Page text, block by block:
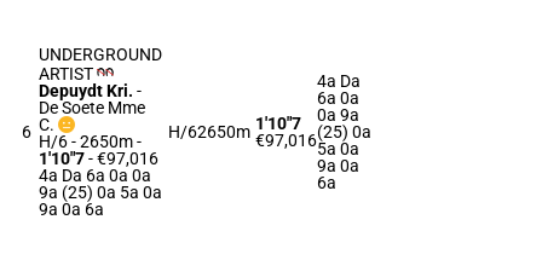
6
UNDERGROUND
ARTIST
Depuydt Kri. -
De Soete Mme
C.
H/6 - 2650m-
1'10"7- €97,016
4a Da 6a 0a 0a
9a (25) 0a 5a 0a
9a 0a 6a
H/62650m 1'10"7
€97,016
4a Da
6a 0a
0a 9a
(25) 0a
5a 0a
9a 0a
6a